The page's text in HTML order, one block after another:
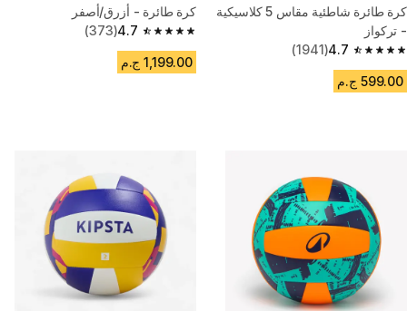
كرة طائرة شاطئية مقاس 5 كلاسيكية
- تركواز
4.7
4.7 out of 5 stars from 1941 reviews
(1941)
599.00 ج.م
كرة طائرة - أزرق/أصفر
4.7
4.7 out of 5 stars from 373 reviews
(373)
1,199.00 ج.م